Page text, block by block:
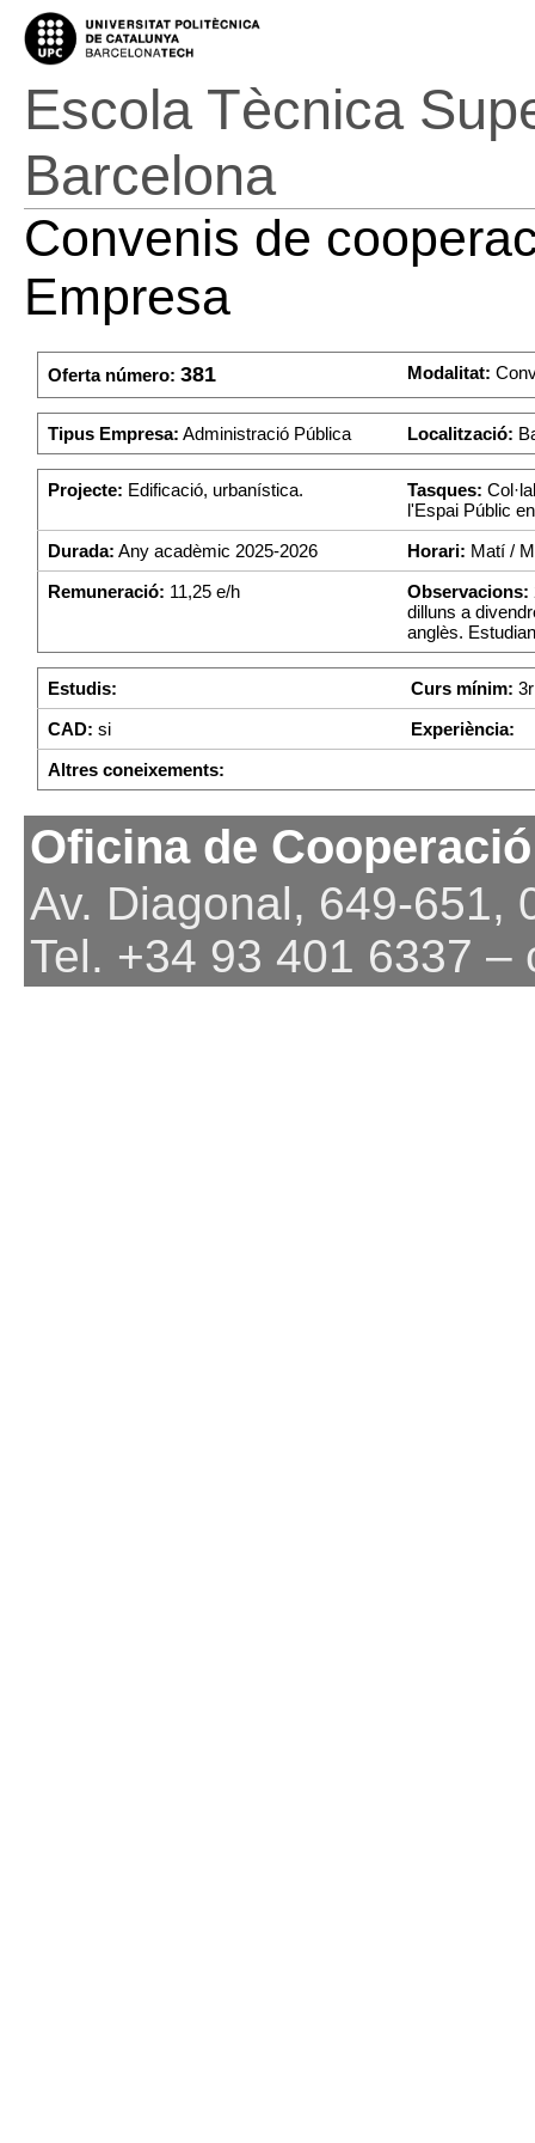
Escola Tècnica
Barcelona
Convenis de
Empresa
Oferta número: 381 Modalitat:
Tipus Empresa: Administració Pública Localització:
Projecte: Edificació, urbanística. Tasques:
l'Espai Públic
Durada: Any acadèmic 2025-2026 Horari: Matí /
Remuneració: 11,25 e/h Observacions:
dilluns a
anglès.
Estudis: Curs mínim:
CAD: si
Experiència:
Altres coneixements:
Oficina de
Av. Diagonal, 649-651,
Tel. +34 93 401 6337